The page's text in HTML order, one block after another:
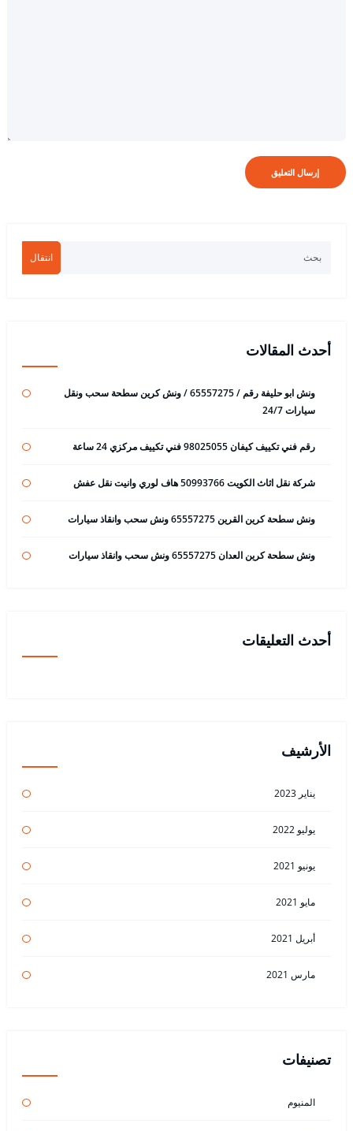
انتقال
أحدث المقالات
ونش ابو حليفة رقم / 65557275 / ونش كرين سطحة سحب ونقل
سيارات 24/7
رقم فني تكييف كيفان 98025055 فني تكييف مركزي 24 ساعة
شركة نقل اثاث الكويت 50993766 هاف لوري وانيت نقل عفش
ونش سطحة كرين القرين 65557275 ونش سحب وانقاذ سيارات
ونش سطحة كرين العدان 65557275 ونش سحب وانقاذ سيارات
أحدث التعليقات
الأرشيف
يناير 2023
يوليو 2022
يونيو 2021
مايو 2021
أبريل 2021
مارس 2021
تصنيفات
المنيوم